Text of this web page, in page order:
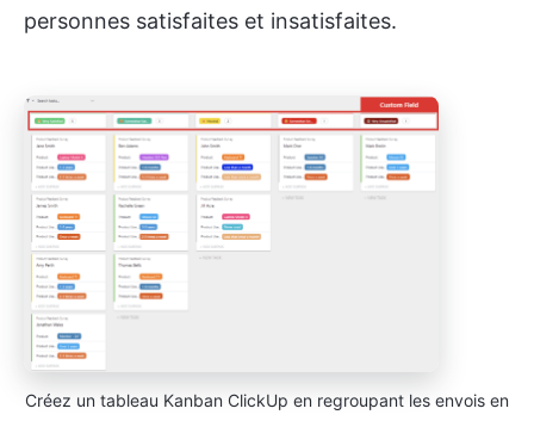
personnes satisfaites et insatisfaites.
Créez un tableau Kanban ClickUp en regroupant les envois en